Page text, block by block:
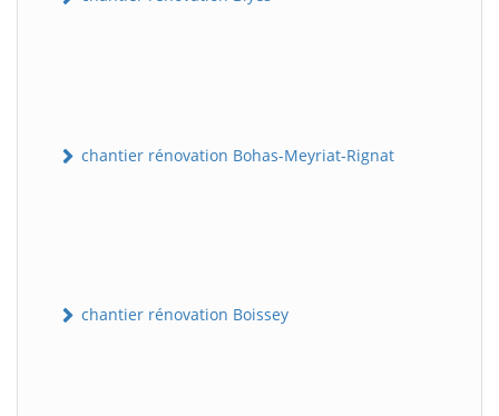
chantier rénovation Bohas-Meyriat-Rignat
chantier rénovation Boissey